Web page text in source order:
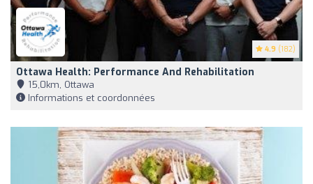
4.9 (182)
Ottawa Health: Performance And Rehabilitation
15,0km, Ottawa
Informations et coordonnées